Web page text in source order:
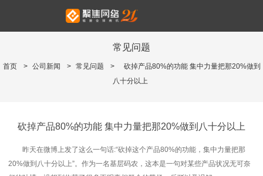
常见问题
首页 > 公司新闻 > 常见问题 >
砍掉产品80%的功能 集中力量把那20%做到
八十分以上
砍掉产品80%的功能 集中力量把那20%做到八十分以上
昨天在微博上发了这么一句话:“砍掉这个产品80%的功能，集中力量把那
20%做到八十分以上”。作为一名基层码农，这本是一句对某些产品状况无可奈